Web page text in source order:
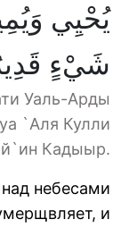
يُحْيِي
شَيْءٍ
Уаль-Арды
`Аля Кулли
Кадыыр.
небесами
и